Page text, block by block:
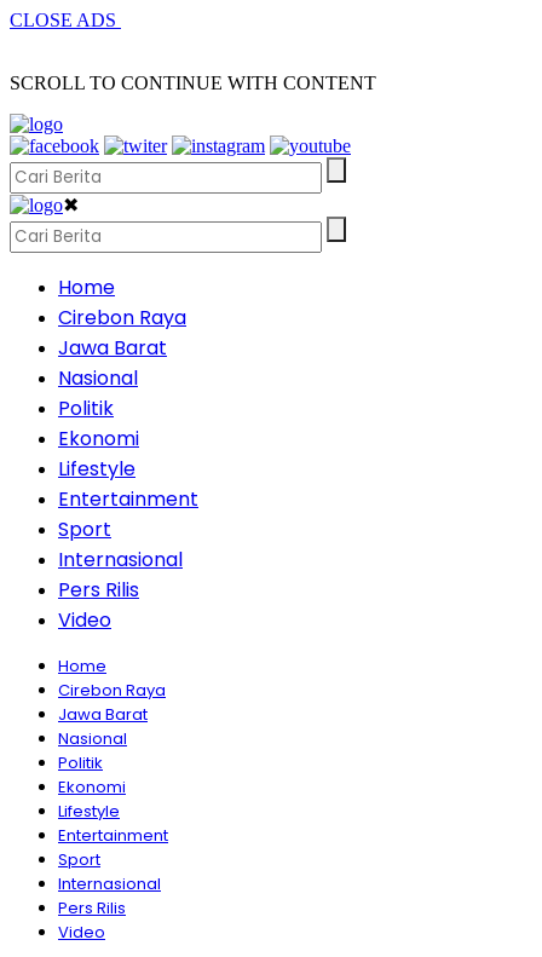
CLOSE ADS
SCROLL TO CONTINUE WITH CONTENT
✖
Home
Cirebon Raya
Jawa Barat
Nasional
Politik
Ekonomi
Lifestyle
Entertainment
Sport
Internasional
Pers Rilis
Video
Home
Cirebon Raya
Jawa Barat
Nasional
Politik
Ekonomi
Lifestyle
Entertainment
Sport
Internasional
Pers Rilis
Video